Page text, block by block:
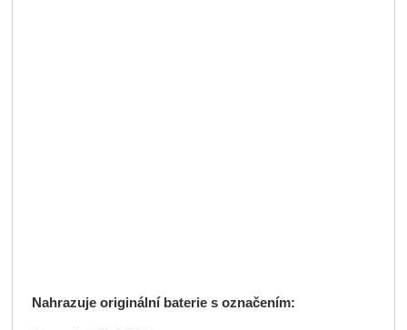
Nahrazuje originální baterie s označením: